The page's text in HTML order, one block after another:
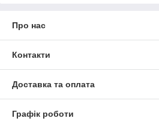
Про нас
Контакти
Доставка та оплата
Графік роботи